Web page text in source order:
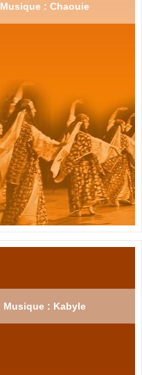
Musique : Chaouie
Musique : Kabyle